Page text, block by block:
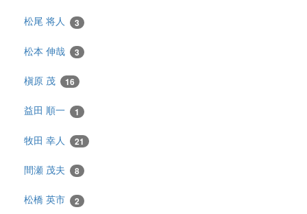
松尾 将人 3
松本 伸哉 3
槇原 茂 16
益田 順一 1
牧田 幸人 21
間瀬 茂夫 8
松橋 英市 2